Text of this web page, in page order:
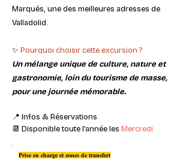
Marqués, une des meilleures adresses de
Valladolid.
✨ Pourquoi choisir cette excursion ?
Un mélange unique de culture, nature et
gastronomie, loin du tourisme de masse,
pour une journée mémorable.
📍 Infos & Réservations
📆 Disponible toute l’année les Mercredi
𝐏𝐫𝐢𝐬𝐞 𝐞𝐧 𝐜𝐡𝐚𝐫𝐠𝐞 𝐞𝐭 𝐳𝐨𝐧𝐞𝐬 𝐝𝐞 𝐭𝐫𝐚𝐧𝐬𝐟𝐞𝐫𝐭